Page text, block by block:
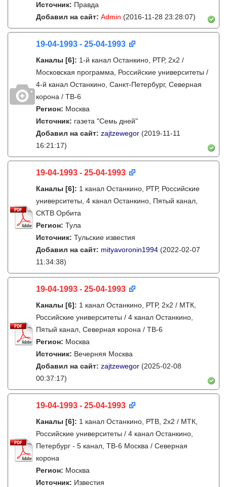
Источник: Правда
Добавил на сайт: Admin (2016-11-28 23:28:07)
19-04-1993 - 25-04-1993
Каналы [6]: 1-й канал Останкино, РТР, 2х2 /
Московская программа, Российские университеты /
4-й канал Останкино, Санкт-Петербург, Северная
корона / ТВ-6
Регион: Москва
Источник: газета "Семь дней"
Добавил на сайт: zajtzewegor (2019-11-11
16:21:17)
19-04-1993 - 25-04-1993
Каналы [6]: 1 канал Останкино, РТР, Российские
университеты, 4 канал Останкино, Пятый канал,
СКТВ Орбита
Регион: Тула
Источник: Тульские известия
Добавил на сайт: mityavoronin1994 (2022-02-07
11:34:38)
19-04-1993 - 25-04-1993
Каналы [6]: 1 канал Останкино, РТР, 2х2 / МТК,
Российские университеты / 4 канал Останкино,
Пятый канал, Северная корона / ТВ-6
Регион: Москва
Источник: Вечерняя Москва
Добавил на сайт: zajtzewegor (2025-02-08
00:37:17)
19-04-1993 - 25-04-1993
Каналы [6]: 1 канал Останкино, РТВ, 2х2 / МТК,
Российские университеты / 4 канал Останкино,
Петербург - 5 канал, ТВ-6 Москва / Северная
корона
Регион: Москва
Источник: Известия